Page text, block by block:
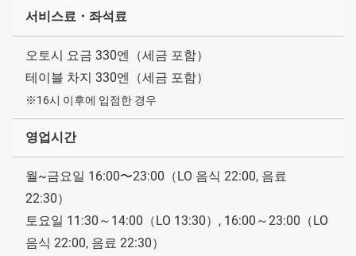
서비스료・좌석료
오토시 요금 330엔（세금 포함）
테이블 차지 330엔（세금 포함）
※16시 이후에 입점한 경우
영업시간
월~금요일 16:00〜23:00（LO 음식 22:00, 음료
22:30）
토요일 11:30～14:00（LO 13:30）, 16:00～23:00（LO
음식 22:00, 음료 22:30）